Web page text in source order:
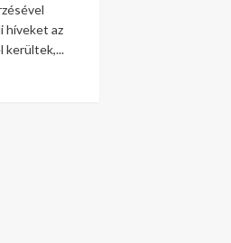
híveket az
kerültek,...